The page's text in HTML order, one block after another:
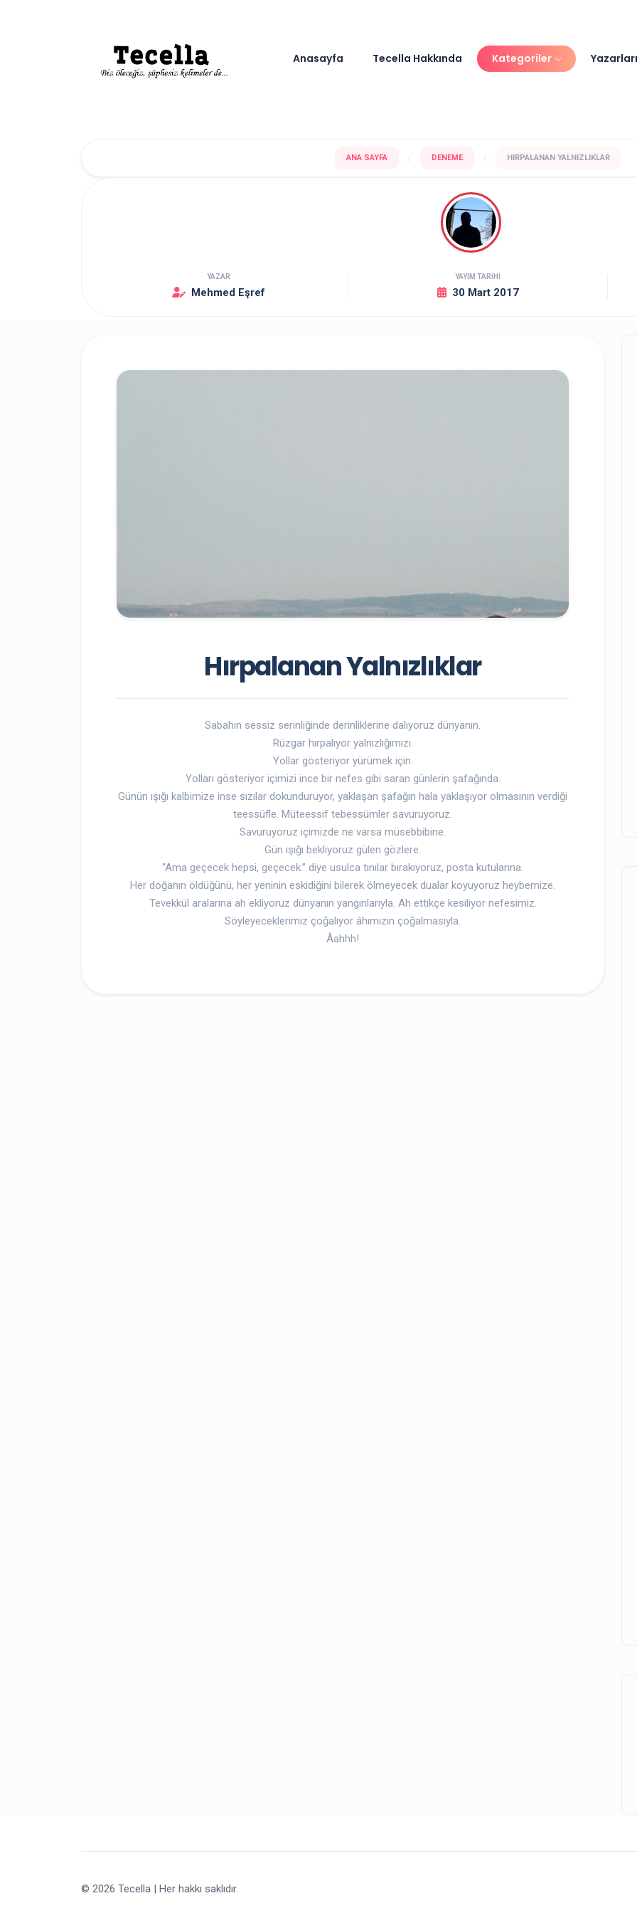
Anasayfa Tecella Hakkında Kategoriler
ANA SAYFA / DENEME / HIRPALANAN YALNIZLIKLAR
YAZAR
Mehmed Eşref
YAYIM TARİHİ
30 Mart 2017
Hırpalanan Yalnızlıklar
Sabahın sessiz serinliğinde derinliklerine dalıyoruz dünyanın.
Rüzgar hırpalıyor yalnızlığımızı.
Yollar gösteriyor yürümek için.
Yolları gösteriyor içimizi ince bir nefes gibi saran günlerin şafağında.
Günün ışığı kalbimize inse sızılar dokunduruyor, yaklaşan şafağın hala yaklaşıyor olmasının verdiği
teessüfle. Müteessif tebessümler savuruyoruz.
Savuruyoruz içimizde ne varsa müsebbibine.
Gün ışığı bekliyoruz gülen gözlere.
“Ama geçecek hepsi, geçecek.” diye usulca tınılar bırakıyoruz, posta kutularına.
Her doğanın öldüğünü, her yeninin eskidiğini bilerek ölmeyecek dualar koyuyoruz heybemize.
Tevekkül aralarına ah ekliyoruz dünyanın yangınlarıyla. Ah ettikçe kesiliyor nefesimiz.
Söyleyeceklerimiz çoğalıyor âhımızın çoğalmasıyla.
Âahhh!
© 2026 Tecella | Her hakkı saklıdır.